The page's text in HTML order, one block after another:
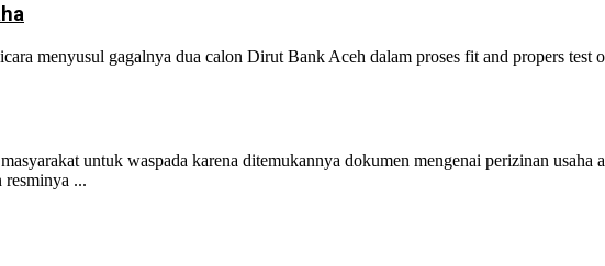
menyusul gagalnya dua calon Dirut Bank Aceh dalam proses fit and propers test
untuk waspada karena ditemukannya dokumen mengenai perizinan usaha
...